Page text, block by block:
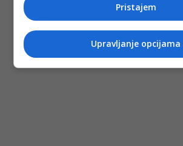
Pristajem
Upravljanje opcijama